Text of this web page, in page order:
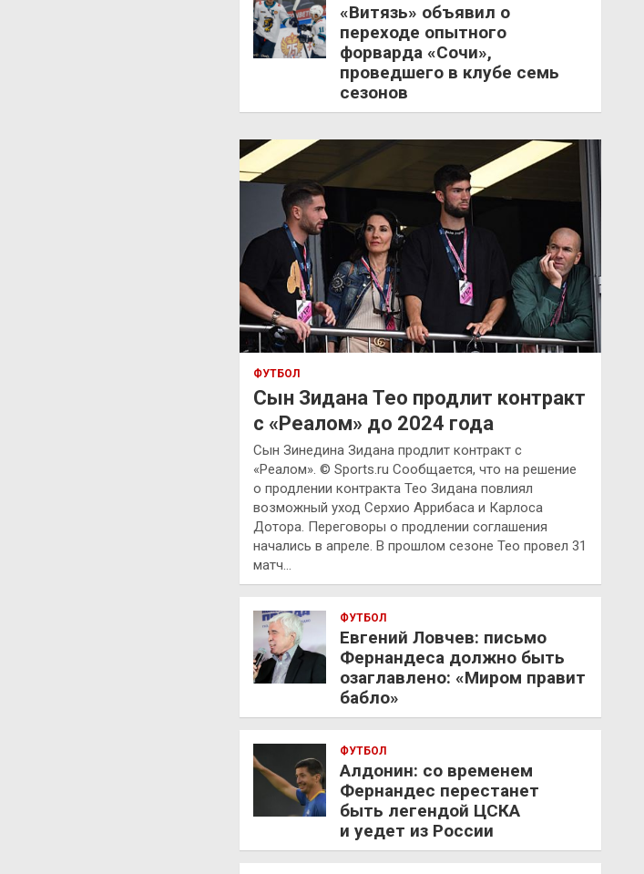
«Витязь» объявил о
переходе опытного
форварда «Сочи»,
проведшего в клубе семь
сезонов
ФУТБОЛ
Сын Зидана Тео продлит контракт
с «Реалом» до 2024 года
Сын Зинедина Зидана продлит контракт с
«Реалом». © Sports.ru Сообщается, что на решение
о продлении контракта Тео Зидана повлиял
возможный уход Серхио Аррибаса и Карлоса
Дотора. Переговоры о продлении соглашения
начались в апреле. В прошлом сезоне Тео провел 31
матч…
ФУТБОЛ
Евгений Ловчев: письмо
Фернандеса должно быть
озаглавлено: «Миром правит
бабло»
ФУТБОЛ
Алдонин: со временем
Фернандес перестанет
быть легендой ЦСКА
и уедет из России